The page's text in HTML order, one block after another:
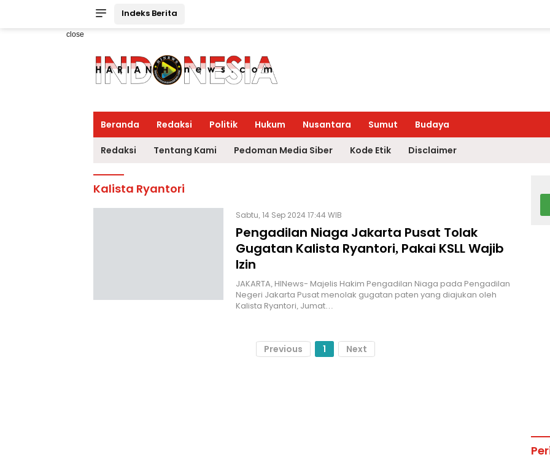
Indeks Berita
close
Beranda Redaksi Politik Hukum Nusantara Sumut Budaya
Redaksi Tentang Kami Pedoman Media Siber Kode Etik Disclaimer
Kalista Ryantori
Sabtu, 14 Sep 2024 17:44 WIB
Pengadilan Niaga Jakarta Pusat Tolak
Gugatan Kalista Ryantori, Pakai KSLL Wajib
Izin
JAKARTA, HINews- Majelis Hakim Pengadilan Niaga pada Pengadilan
Negeri Jakarta Pusat menolak gugatan paten yang diajukan oleh
Kalista Ryantori, Jumat…
Previous 1 Next